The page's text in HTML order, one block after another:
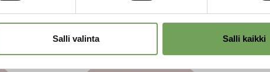
Salli valinta Salli kaikki
I
Laine, Lauri: Madrid II
(2023)